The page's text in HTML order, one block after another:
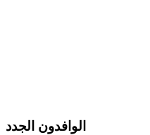
الوافدون الجدد